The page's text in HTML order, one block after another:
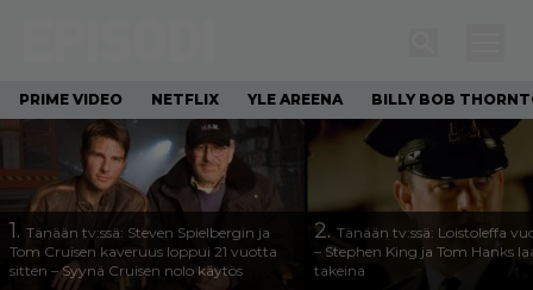
PRIME VIDEO NETFLIX YLE AREENA BILLY BOB
1. Tänään tv:ssä: Steven Spielbergin ja
Tom Cruisen kaveruus loppui 21 vuotta
sitten – Syynä Cruisen nolo käytös
2. Tänään tv:ssä: Loistoleffa
– Stephen King ja Tom Hanks
takeina